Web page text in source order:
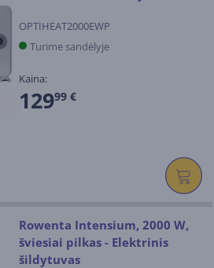
OPTIHEAT2000EWP
Turime sandėlyje
Kaina:
12999 €
Rowenta Intensium, 2000 W,
šviesiai pilkas - Elektrinis
šildytuvas